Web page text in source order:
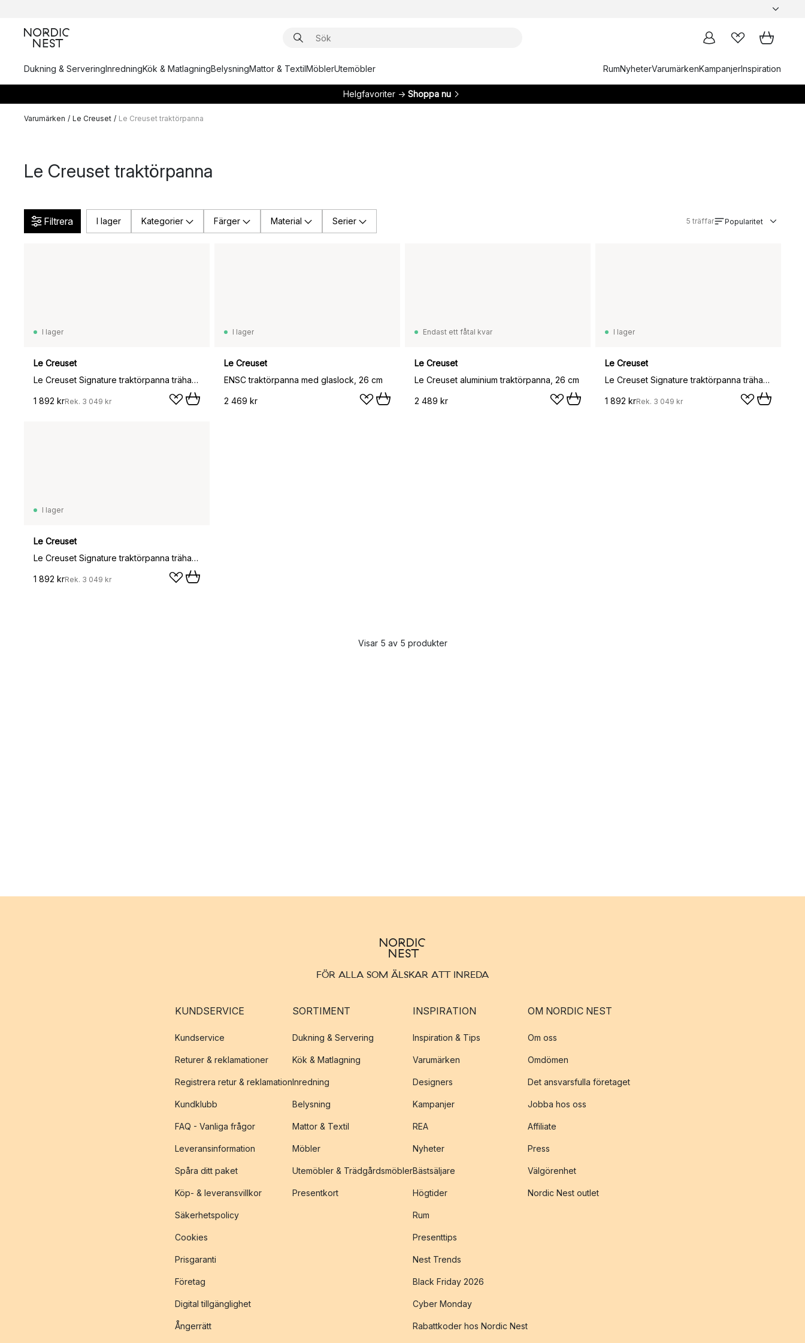
Dukning & ServeringInredningKök & MatlagningBelysningMattor & TextilMöblerUtemöbler RumNyheterVarumärkenKampanjerInspiration
Helgfavoriter → Shoppa nu
Varumärken / Le Creuset / Le Creuset traktörpanna
Le Creuset traktörpanna
Filtrera I lager Kategorier Färger Material Serier 5 träffar Popularitet
I lager
Le Creuset
Le Creuset Signature traktörpanna trähandtag 28 cm, Cerise
1 892 krRek. 3 049 kr
I lager
Le Creuset
ENSC traktörpanna med glaslock, 26 cm
2 469 kr
Endast ett fåtal kvar
Le Creuset
Le Creuset aluminium traktörpanna, 26 cm
2 489 kr
I lager
Le Creuset
Le Creuset Signature traktörpanna trähandtag 28 cm, Matte Black
1 892 krRek. 3 049 kr
I lager
Le Creuset
Le Creuset Signature traktörpanna trähandtag 28 cm, Flame
1 892 krRek. 3 049 kr
Visar 5 av 5 produkter
FÖR ALLA SOM ÄLSKAR ATT INREDA
KUNDSERVICE
Kundservice
Returer & reklamationer
Registrera retur & reklamation
Kundklubb
FAQ - Vanliga frågor
Leveransinformation
Spåra ditt paket
Köp- & leveransvillkor
Säkerhetspolicy
Cookies
Prisgaranti
Företag
Digital tillgänglighet
Ångerrätt
SORTIMENT
Dukning & Servering
Kök & Matlagning
Inredning
Belysning
Mattor & Textil
Möbler
Utemöbler & Trädgårdsmöbler
Presentkort
INSPIRATION
Inspiration & Tips
Varumärken
Designers
Kampanjer
REA
Nyheter
Bästsäljare
Högtider
Rum
Presenttips
Nest Trends
Black Friday 2026
Cyber Monday
Rabattkoder hos Nordic Nest
OM NORDIC NEST
Om oss
Omdömen
Det ansvarsfulla företaget
Jobba hos oss
Affiliate
Press
Välgörenhet
Nordic Nest outlet